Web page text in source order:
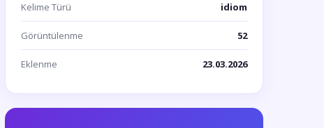
Kelime Türü idiom
Görüntülenme 52
Eklenme 23.03.2026